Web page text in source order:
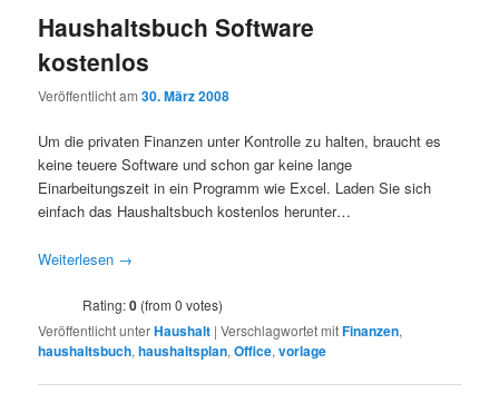
Haushaltsbuch Software
kostenlos
Veröffentlicht am30. März 2008
Um die privaten Finanzen unter Kontrolle zu halten, braucht es
keine teuere Software und schon gar keine lange
Einarbeitungszeit in ein Programm wie Excel. Laden Sie sich
einfach das Haushaltsbuch kostenlos herunter…
Weiterlesen →
Rating:0 (from 0 votes)
Veröffentlicht unterHaushalt |Verschlagwortet mitFinanzen,
haushaltsbuch,haushaltsplan,Office,vorlage